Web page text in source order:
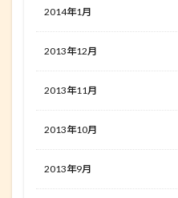
2014年1月
2013年12月
2013年11月
2013年10月
2013年9月